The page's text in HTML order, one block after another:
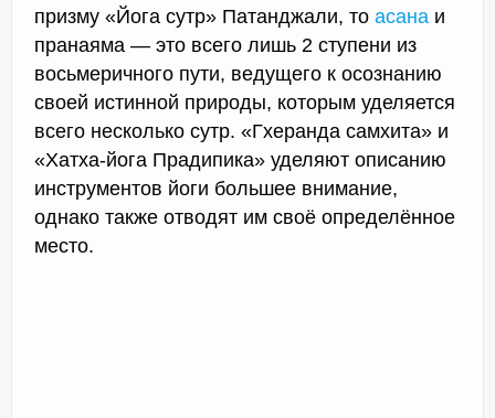
призму «Йога сутр» Патанджали, то асана и
пранаяма — это всего лишь 2 ступени из
восьмеричного пути, ведущего к осознанию
своей истинной природы, которым уделяется
всего несколько сутр. «Гхеранда самхита» и
«Хатха-йога Прадипика» уделяют описанию
инструментов йоги большее внимание,
однако также отводят им своё определённое
место.